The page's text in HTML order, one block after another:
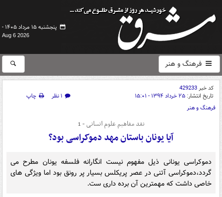
پنجشنبه ۱۵ مرداد ۱۴۰۵ -
Aug 6 2026
فرهنگ و هنر
کد خبر429233
تاریخ انتشار: ۲۵ خرداد ۱۳۹۴ - ۱۵:۰۱ ۱ نظر
چاپ
فرهنگ و هنر
نقد مفاهیم علوم انسانی - 1
آیا یونان باستان مهد دموکراسی بود؟
دموکراسی یونانی ذیل مفهوم نیست انگارانه فلسفه یونان مطرح می
گردد،دموکراسی آتنی در عصر پریکلس بسیار پر رونق بود اما ویژگی های
خاصی داشت که مهمترین آن برده داری ست.